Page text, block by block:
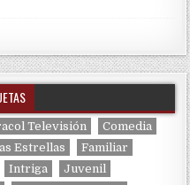
Televisión
Comedia
Estrellas
Familiar
Intriga
Juvenil